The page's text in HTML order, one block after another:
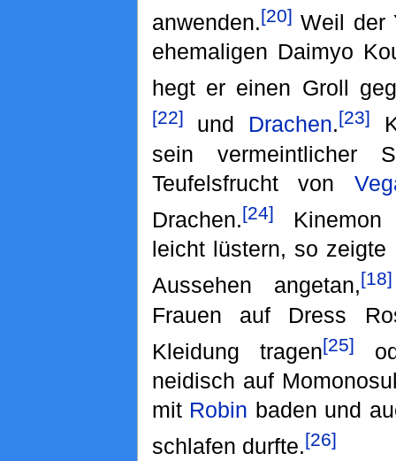
anwenden.[20] Weil der
ehemaligen Daimyo
hegt er einen Groll
[22] und Drachen.[23]
sein vermeintlicher
Teufelsfrucht von
Drachen.[24]
leicht lüstern, so
Aussehen angetan,[18]
Frauen auf Dress
Kleidung tragen[25]
neidisch auf
mit Robin baden und
schlafen durfte.[26]